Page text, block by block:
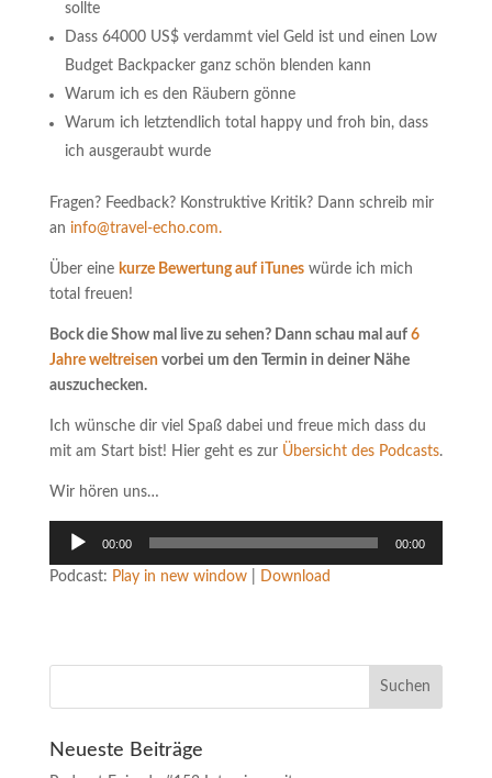
sollte
Dass 64000 US$ verdammt viel Geld ist und einen Low
Budget Backpacker ganz schön blenden kann
Warum ich es den Räubern gönne
Warum ich letztendlich total happy und froh bin, dass
ich ausgeraubt wurde
Fragen? Feedback? Konstruktive Kritik? Dann schreib mir
an info@travel-echo.com.
Über eine kurze Bewertung auf iTuneswürde ich mich
total freuen!
Bock die Show mal live zu sehen? Dann schau mal auf 6
Jahre weltreisenvorbei um den Termin in deiner Nähe
auszuchecken.
Ich wünsche dir viel Spaß dabei und freue mich dass du
mit am Start bist! Hier geht es zur Übersicht des Podcasts.
Wir hören uns…
Audio-
00:00 00:00
Podcast: Play in new window| Download
Neueste Beiträge